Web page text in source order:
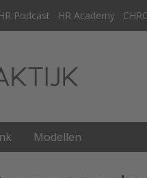
HR Podcast HR Academy
Modellen